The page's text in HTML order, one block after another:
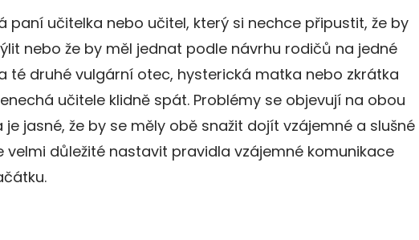
paní učitelka nebo učitel, který si nechce připustit, že by
nebo že by měl jednat podle návrhu rodičů na jedné
té druhé vulgární otec, hysterická matka nebo zkrátka
učitele klidně spát. Problémy se objevují na obou
jasné, že by se měly obě snažit dojít vzájemné a slušné
velmi důležité nastavit pravidla vzájemné komunikace